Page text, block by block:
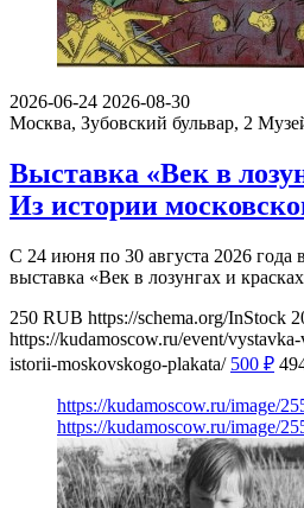
2026-06-24 2026-08-30
Москва, Зубовский бульвар, 2
Выставка «Век в
Из истории
С 24 июня по 30 августа 2026
выставка «Век в лозунгах и
250 RUB https://schema.org/InStock
https://kudamoscow.ru/event/
istorii-moskovskogo-plakata/ 500 ₽
https://kudamoscow.ru/image/
https://kudamoscow.ru/image/